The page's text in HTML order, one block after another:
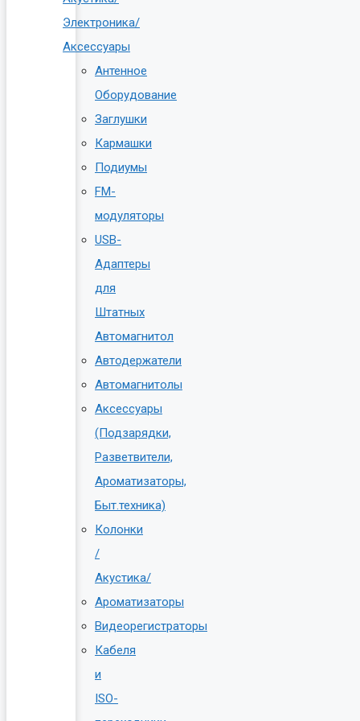
Электроника/
Аксессуары
Антенное
Оборудование
Заглушки
Кармашки
Подиумы
FM-
модуляторы
USB-
Адаптеры
для
Штатных
Автомагнитол
Автодержатели
Автомагнитолы
Аксессуары
(Подзарядки,
Разветвители,
Ароматизаторы,
Быт.техника)
Колонки
/
Акустика/
Ароматизаторы
Видеорегистраторы
Кабеля
и
ISO-